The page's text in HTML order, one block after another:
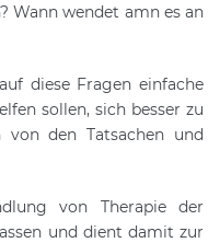
Wann wendet amn es an
diese Fragen einfache
sollen, sich besser zu
von den Tatsachen und
von Therapie der
und dient damit zur